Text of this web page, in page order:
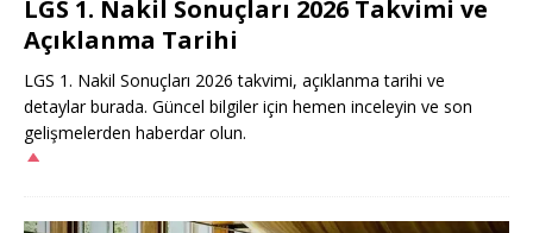
LGS 1. Nakil Sonuçları 2026 Takvimi ve
Açıklanma Tarihi
LGS 1. Nakil Sonuçları 2026 takvimi, açıklanma tarihi ve
detaylar burada. Güncel bilgiler için hemen inceleyin ve son
gelişmelerden haberdar olun.